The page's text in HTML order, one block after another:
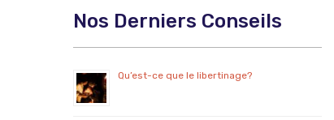
Nos Derniers Conseils
Qu’est-ce que le libertinage?